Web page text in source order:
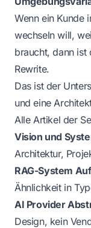
Wenn ein Kunde
wechseln will,
braucht, dann ist
Rewrite.
Das ist der
und eine
Alle Artikel der
Vision und
Architektur,
RAG-System
Ähnlichkeit in
AI Provider
Design, kein